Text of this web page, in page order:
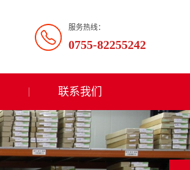
服务热线：
0755-82255242
联系我们